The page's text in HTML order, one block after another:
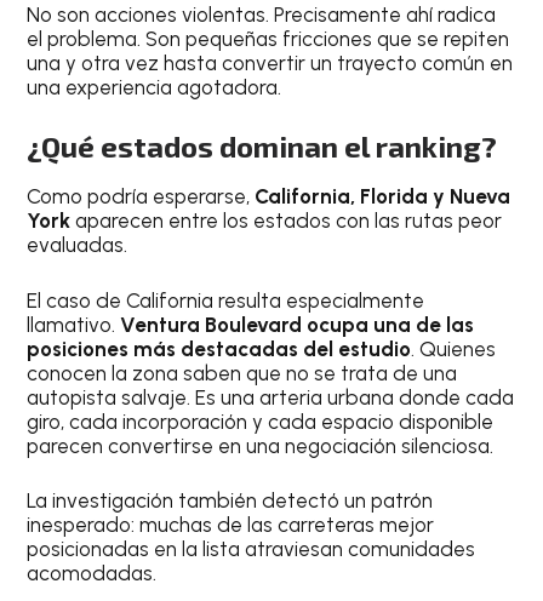
No son acciones violentas. Precisamente ahí radica
el problema. Son pequeñas fricciones que se repiten
una y otra vez hasta convertir un trayecto común en
una experiencia agotadora.
¿Qué estados dominan el ranking?
Como podría esperarse, California, Florida y Nueva
York aparecen entre los estados con las rutas peor
evaluadas.
El caso de California resulta especialmente
llamativo.Ventura Boulevard ocupa una de las
posiciones más destacadas del estudio. Quienes
conocen la zona saben que no se trata de una
autopista salvaje. Es una arteria urbana donde cada
giro, cada incorporación y cada espacio disponible
parecen convertirse en una negociación silenciosa.
La investigación también detectó un patrón
inesperado: muchas de las carreteras mejor
posicionadas en la lista atraviesan comunidades
acomodadas.